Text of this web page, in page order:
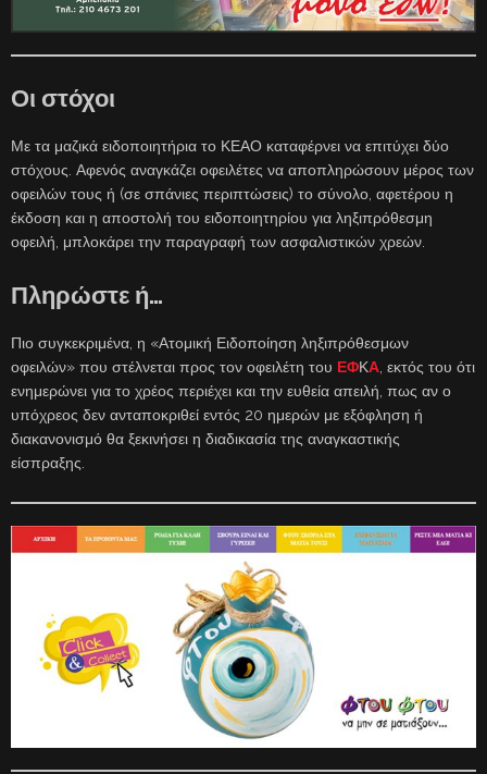
Οι στόχοι
Με τα μαζικά ειδοποιητήρια το ΚΕΑΟ καταφέρνει να επιτύχει δύο
στόχους. Αφενός αναγκάζει οφειλέτες να αποπληρώσουν μέρος των
οφειλών τους ή (σε σπάνιες περιπτώσεις) το σύνολο, αφετέρου η
έκδοση και η αποστολή του ειδοποιητηρίου για ληξιπρόθεσμη
οφειλή, μπλοκάρει την παραγραφή των ασφαλιστικών χρεών.
Πληρώστε ή…
Πιο συγκεκριμένα, η «Ατομική Ειδοποίηση ληξιπρόθεσμων
οφειλών» που στέλνεται προς τον οφειλέτη του ΕΦΚΑ, εκτός του ότι
ενημερώνει για το χρέος περιέχει και την ευθεία απειλή, πως αν ο
υπόχρεος δεν ανταποκριθεί εντός 20 ημερών με εξόφληση ή
διακανονισμό θα ξεκινήσει η διαδικασία της αναγκαστικής
είσπραξης.